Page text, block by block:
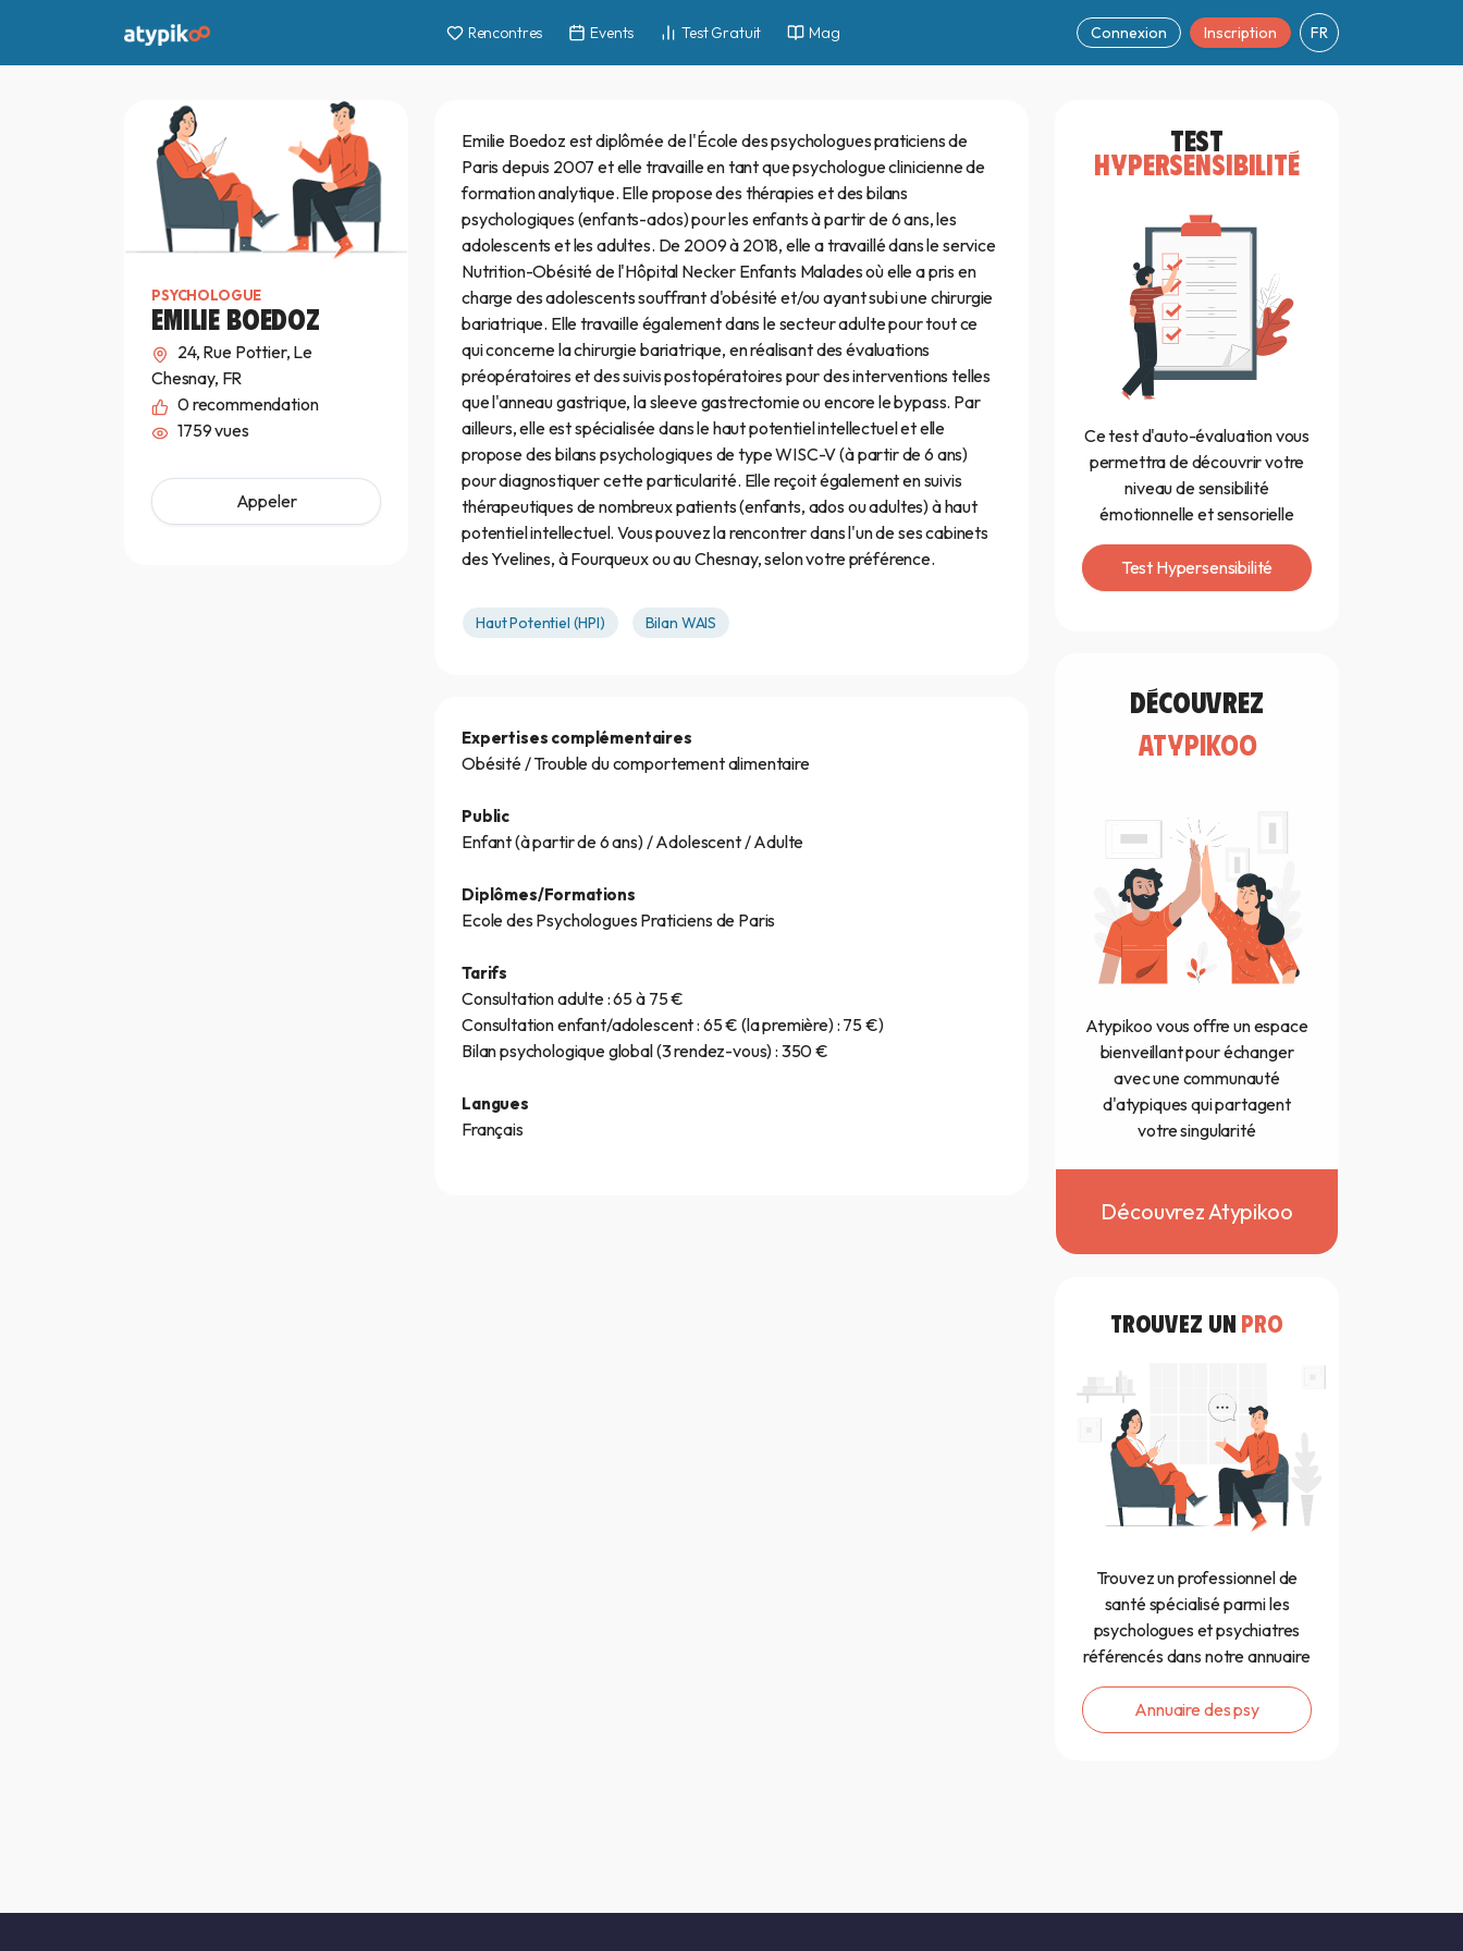
Connexion Inscription FR
Rencontres Events Test Gratuit Mag
PSYCHOLOGUE
EMILIE BOEDOZ
24, Rue Pottier, Le
Chesnay, FR
0recommendation
1759 vues
Appeler
Emilie Boedoz est diplômée de l'École des psychologues praticiens de
Paris depuis 2007 et elle travaille en tant que psychologue clinicienne de
formation analytique. Elle propose des thérapies et des bilans
psychologiques (enfants-ados) pour les enfants à partir de 6 ans, les
adolescents et les adultes. De 2009 à 2018, elle a travaillé dans le service
Nutrition-Obésité de l'Hôpital Necker Enfants Malades où elle a pris en
charge des adolescents souffrant d'obésité et/ou ayant subi une chirurgie
bariatrique. Elle travaille également dans le secteur adulte pour tout ce
qui concerne la chirurgie bariatrique, en réalisant des évaluations
préopératoires et des suivis postopératoires pour des interventions telles
que l'anneau gastrique, la sleeve gastrectomie ou encore le bypass. Par
ailleurs, elle est spécialisée dans le haut potentiel intellectuel et elle
propose des bilans psychologiques de type WISC-V (à partir de 6 ans)
pour diagnostiquer cette particularité. Elle reçoit également en suivis
thérapeutiques de nombreux patients (enfants, ados ou adultes) à haut
potentiel intellectuel. Vous pouvez la rencontrer dans l'un de ses cabinets
des Yvelines, à Fourqueux ou au Chesnay, selon votre préférence.
Haut Potentiel (HPI) Bilan WAIS
Expertises complémentaires
Obésité / Trouble du comportement alimentaire
Public
Enfant (à partir de 6 ans) / Adolescent / Adulte
Diplômes/Formations
Ecole des Psychologues Praticiens de Paris
Tarifs
Consultation adulte : 65 à 75 €
Consultation enfant/adolescent : 65 € (la première) : 75 €)
Bilan psychologique global (3 rendez-vous) : 350 €
Langues
Français
TEST
HYPERSENSIBILITÉ
Ce test d'auto-évaluation vous
permettra de découvrir votre
niveau de sensibilité
émotionnelle et sensorielle
Test Hypersensibilité
découvrez
atypikoo
Atypikoo vous offre un espace
bienveillant pour échanger
avec une communauté
d'atypiques qui partagent
votre singularité
Découvrez Atypikoo
TROUVEZ UN PRO
Trouvez un professionnel de
santé spécialisé parmi les
psychologues et psychiatres
référencés dans notre annuaire
Annuaire des psy